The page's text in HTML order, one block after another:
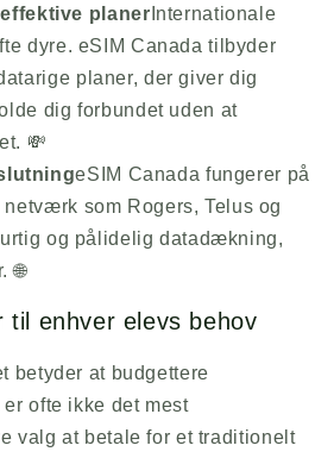
planer Internationale
dyre. eSIM Canada tilbyder
planer, der giver dig
dig forbundet uden at
💸
eSIM Canada fungerer på
netværk som Rogers, Telus og
og pålidelig datadækning,
🌐
til enhver elevs behov
betyder at budgettere
ofte ikke det mest
valg at betale for et traditionelt